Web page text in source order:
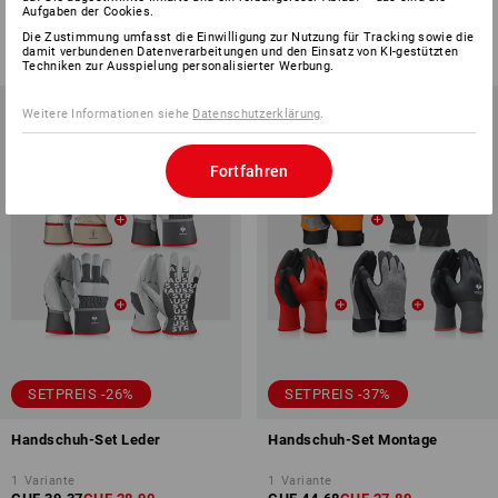
Variante
CHF 27.98 CHF 20.90
(m. MwSt.)
CHF 52.32 CHF 33.89
(m. MwSt.)
SETPREIS -26%
Handschuh-Set Leder
1 Variante
SETPREIS -37%
Handschuh-Set Montage
1 Variante
Aufgaben der Cookies.
Die Zustimmung umfasst die Einwilligung zur Nutzung für Tracking sowie die
damit verbundenen Datenverarbeitungen und den Einsatz von KI-gestützten
Techniken zur Ausspielung personalisierter Werbung.
Weitere Informationen siehe Datenschutzerklärung
Fortfahren